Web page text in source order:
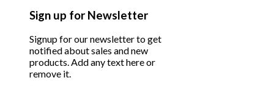
Sign up for Newsletter
Signup for our newsletter to get
notified about sales and new
products. Add any text here or
remove it.